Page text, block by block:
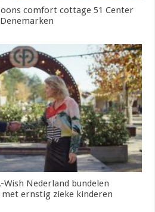
comfort cottage 51 Center
Nederland bundelen
ernstig zieke kinderen